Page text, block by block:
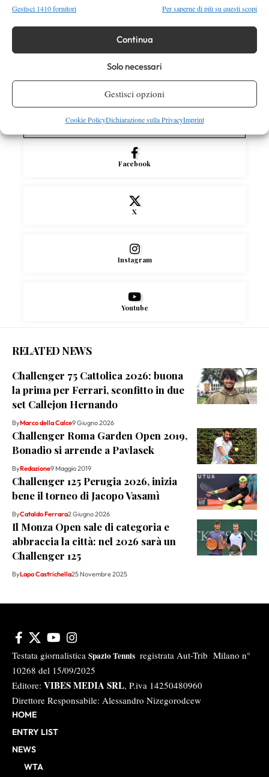
Gestisci 1410 fornitori Per saperne di più su questi scopi
Continua
Solo necessari
Gestisci opzioni
Cookie PolicyDichiarazione sulla PrivacyImprint
Masters 1000 Cincinnati 2026: a che ora e
News
Rusedski sul futuro di Alcaraz: “Non
giocherà lo US Open, forse non lo vedremo
più nel 2026”
SOCIAL
Facebook
X
Instagram
Youtube
RELATED NEWS
Challenger 75 Cattolica 2026: buona
la prima per Ferrari, sconfitto in due
set Callejon Hernando
ByMarco della Calce9 Giugno 2026
Challenger Roma Garden Open 2019,
Bonadio si arrende a Pavlasek
ByRedazione9 Maggio 2019
Challenger 125 Perugia 2026, inizia
bene il torneo di Jacopo Vasamì
ByCataldo Ferrara2 Giugno 2026
Il Monza Open sale di categoria e
abbraccia la città: nel 2026 sarà un
Challenger 125
ByLapo Castrichella25 Novembre 2025
Testata giornalistica Spazio Tennis registrata Aut-Trib Milano n°
10268 del 15/09/2025
Editore: VIBES MEDIA SRL, P.iva 14250480960
Direttore Responsabile: Alessandro Nizegorodcew
HOME
ENTRY LIST
NEWS
WTA